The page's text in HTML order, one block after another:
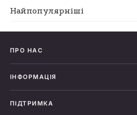
Найпопулярніші
ПРО НАС
ІНФОРМАЦІЯ
ПІДТРИМКА